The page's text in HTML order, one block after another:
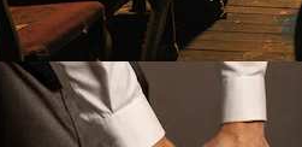
© 2010-2026 Freepik Company S.L.U.